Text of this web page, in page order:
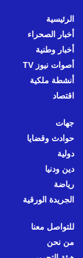
الرئيسية
أخبار الصحراء
أخبار وطنية
أصوات نيوز TV
أنشطة ملكية
اقتصاد
جهات
حوادث وقضايا
دولية
دين ودنيا
رياضة
الجريدة الورقية
للتواصل معنا
من نحن